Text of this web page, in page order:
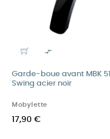

Garde-boue avant MBK 51
Swing acier noir
Mobylette
17,90 €